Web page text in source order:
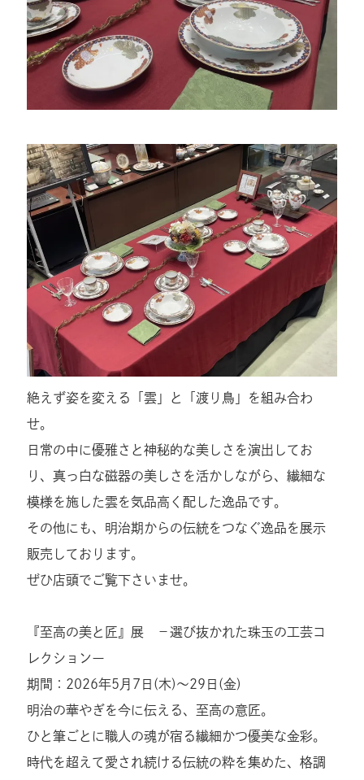
絶えず姿を変える「雲」と「渡り鳥」を組み合わ
せ。
日常の中に優雅さと神秘的な美しさを演出してお
り、真っ白な磁器の美しさを活かしながら、繊細な
模様を施した雲を気品高く配した逸品です。
その他にも、明治期からの伝統をつなぐ逸品を展示
販売しております。
ぜひ店頭でご覧下さいませ。
『至高の美と匠』展 －選び抜かれた珠玉の工芸コ
レクションー
期間：2026年5月7日(木)～29日(金)
明治の華やぎを今に伝える、至高の意匠。
ひと筆ごとに職人の魂が宿る繊細かつ優美な金彩。
時代を超えて愛され続ける伝統の粋を集めた、格調